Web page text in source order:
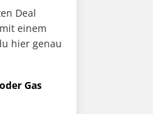
Deal
einem
hier genau
Gas